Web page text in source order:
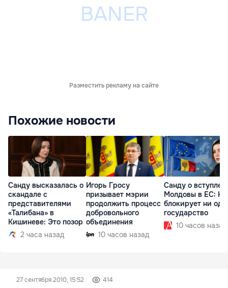
Разместить рекламу на сайте
Похожие новости
Санду высказалась о
скандале с
представителями
«Талибана» в
Кишиневе: Это позор
2 часа назад
Игорь Гросу
призывает мэрии
продолжить процесс
добровольного
объединения
10 часов назад
Санду о
Молдовы в ЕС:
блокирует ни
государство
10 часов назад
27 сентября 2010, 15:52 414